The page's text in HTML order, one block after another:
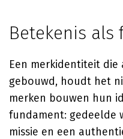
Betekenis als
Een merkidentiteit
gebouwd, houdt het
merken bouwen hun
fundament: gedeelde
missie en een